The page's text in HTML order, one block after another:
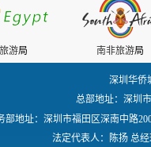
游局 南非旅游局
深圳华侨
总部地址：深圳
部地址：深圳市福田区深南中路
法定代表人：陈扬 总